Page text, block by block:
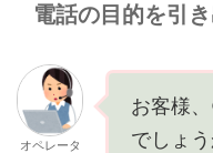
電話の目的を引
オペレータ
お客様
でしょ